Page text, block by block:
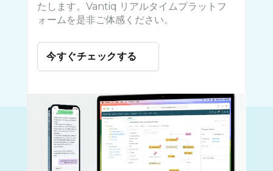
たします。Vantiq リアルタイムプラットフ
ォームを是非ご体感ください。
今すぐチェックする